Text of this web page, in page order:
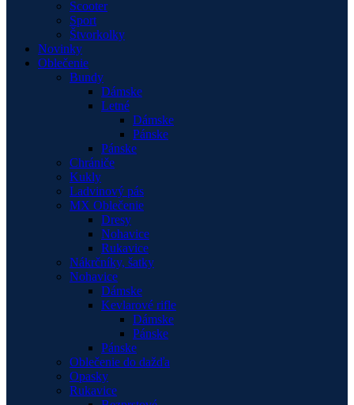
Scooter
Sport
Štvorkolky
Novinky
Oblečenie
Bundy
Dámske
Letné
Dámske
Pánske
Pánske
Chrániče
Kukly
Ladvinový pás
MX Oblečenie
Dresy
Nohavice
Rukavice
Nákrčníky, šatky
Nohavice
Dámske
Kevlarové rifle
Dámske
Pánske
Pánske
Oblečenie do dažďa
Opasky
Rukavice